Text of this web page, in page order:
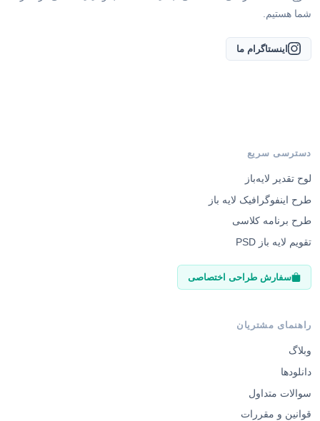
شما هستیم.
اینستاگرام ما
دسترسی سریع
لوح تقدیر لایه‌باز
طرح اینفوگرافیک لایه باز
طرح برنامه کلاسی
تقویم لایه باز PSD
سفارش طراحی اختصاصی
راهنمای مشتریان
وبلاگ
دانلودها
سوالات متداول
قوانین و مقررات